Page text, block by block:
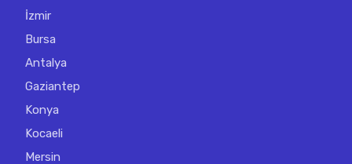
İzmir
Bursa
Antalya
Gaziantep
Konya
Kocaeli
Mersin